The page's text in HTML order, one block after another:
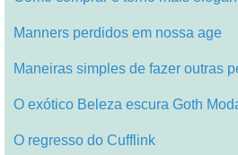
Manners perdidos em nossa age
Maneiras simples de fazer outras
O exótico Beleza escura Goth
O regresso do Cufflink